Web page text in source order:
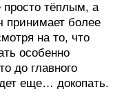
просто тёплым, а
принимает более
на то, что
особенно
до главного
еще… докопать.